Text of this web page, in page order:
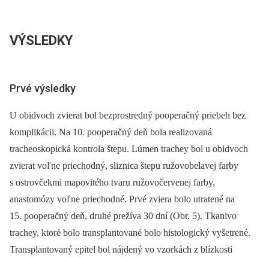
VÝSLEDKY
Prvé výsledky
U obidvoch zvierat bol bezprostredný pooperačný priebeh bez
komplikácii. Na 10. pooperačný deň bola realizovaná
tracheoskopická kontrola štepu. Lúmen trachey bol u obidvoch
zvierat voľne priechodný, sliznica štepu ružovobelavej farby
s ostrovčekmi mapovitého tvaru ružovočervenej farby,
anastomózy voľne priechodné. Prvé zviera bolo utratené na
15. pooperačný deň, druhé prežíva 30 dní (Obr. 5). Tkanivo
trachey, ktoré bolo transplantované bolo histologický vyšetrené.
Transplantovaný epitel bol nájdený vo vzorkách z blízkosti